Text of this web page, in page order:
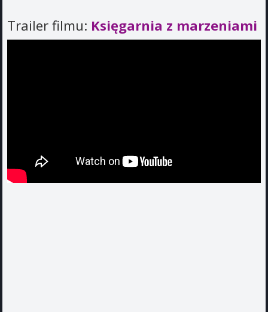
Trailer filmu: Księgarnia z marzeniami